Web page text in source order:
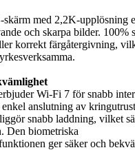
skärm med 2,2K-upplösning
och skarpa bilder. 100%
korrekt färgåtergivning,
Wi-Fi 7 för snabb
anslutning av
snabb laddning, vilket
Den biometriska
ger säker och